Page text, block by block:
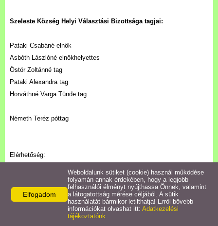
Civil szervezetek
Intézmények
Turizmus
Hasznos linkek
Szeleste Község Helyi Választási Bizottsága tagjai:
Pataki Csabáné elnök
Asbóth Lászlóné elnökhelyettes
Östör Zoltánné tag
Pataki Alexandra tag
Horváthné Varga Tünde tag
Németh Teréz póttag
Elérhetőség:
Telefon: 06 95 365 002
Email:jegyzo.bo@gmail.com
Elfogadom
Weboldalunk sütiket (cookie) használ működése
folyamán annak érdekében, hogy a legjobb
felhasználói élményt nyújthassa Önnek, valamint
a látogatottság mérése céljából. A sütik
használatát bármikor letilthatja! Erről bővebb
információkat olvashat itt: Adatkezelési
tájékoztatónk